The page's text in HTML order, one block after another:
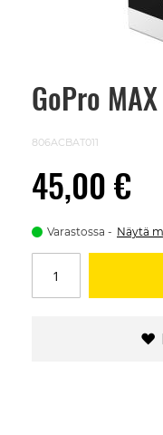
GoPro
806ACBAT011
45,00 €
Varastossa Näytä
Skip
images
gallery